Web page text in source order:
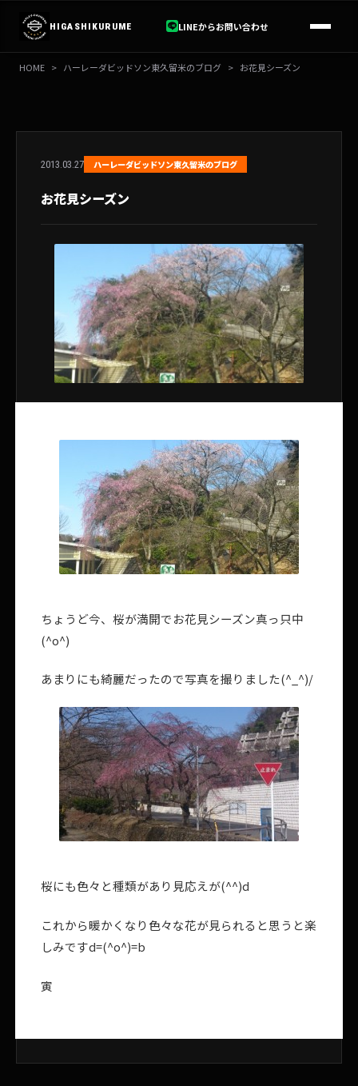
ス
HIGASHIKURUME LINEからお問い合わせ
HOME > ハーレーダビッドソン東久留米のブログ > お花見シーズン
2013.03.27 ハーレーダビッドソン東久留米のブログ
お花見シーズン
ちょうど今、桜が満開でお花見シーズン真っ只中
(^o^)
あまりにも綺麗だったので写真を撮りました(^_^)/
桜にも色々と種類があり見応えが(^^)d
これから暖かくなり色々な花が見られると思うと楽
しみですd=(^o^)=b
寅